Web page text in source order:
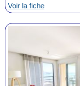
Voir la fiche